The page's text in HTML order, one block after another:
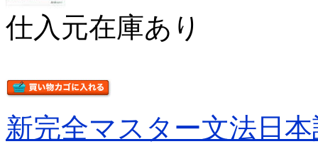
仕入元在庫あり
新完全マスター文法日